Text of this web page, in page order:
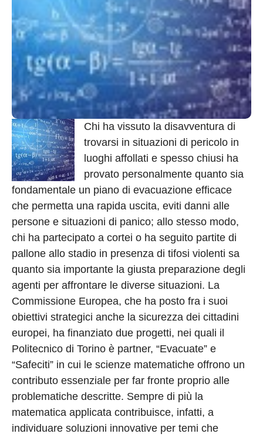
Chi ha vissuto la disavventura di
trovarsi in situazioni di pericolo in
luoghi affollati e spesso chiusi ha
provato personalmente quanto sia
fondamentale un piano di evacuazione efficace
che permetta una rapida uscita, eviti danni alle
persone e situazioni di panico; allo stesso modo,
chi ha partecipato a cortei o ha seguito partite di
pallone allo stadio in presenza di tifosi violenti sa
quanto sia importante la giusta preparazione degli
agenti per affrontare le diverse situazioni. La
Commissione Europea, che ha posto fra i suoi
obiettivi strategici anche la sicurezza dei cittadini
europei, ha finanziato due progetti, nei quali il
Politecnico di Torino è partner, “Evacuate” e
“Safeciti” in cui le scienze matematiche offrono un
contributo essenziale per far fronte proprio alle
problematiche descritte. Sempre di più la
matematica applicata contribuisce, infatti, a
individuare soluzioni innovative per temi che